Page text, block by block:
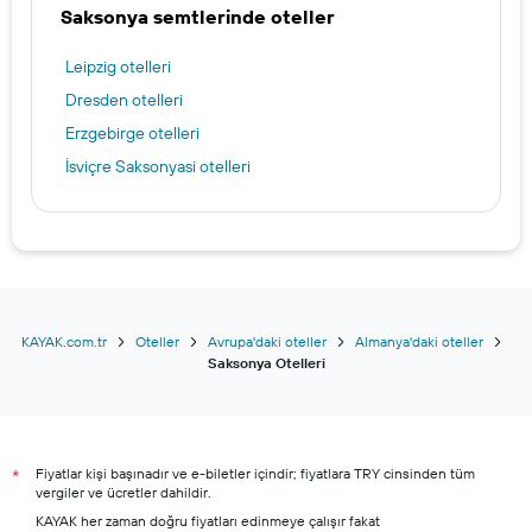
Saksonya semtlerinde oteller
Leipzig otelleri
Dresden otelleri
Erzgebirge otelleri
İsviçre Saksonyasi otelleri
KAYAK.com.tr Oteller Avrupa'daki oteller
Almanya'daki oteller
Saksonya Otelleri
*
Fiyatlar kişi başınadır ve e-biletler içindir; fiyatlara TRY cinsinden tüm
vergiler ve ücretler dahildir.
KAYAK her zaman doğru fiyatları edinmeye çalışır fakat